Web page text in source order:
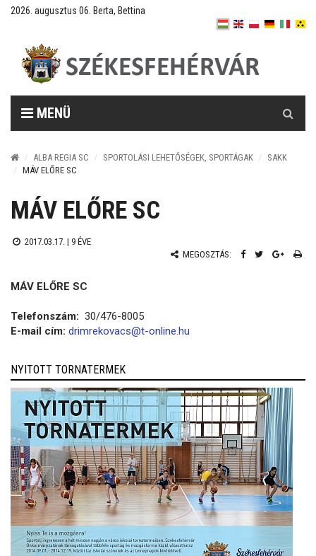
2026. augusztus 06. Berta, Bettina
MENÜ
ALBA REGIA SC SPORTOLÁSI LEHETŐSÉGEK, SPORTÁGAK
SAKK
MÁV ELŐRE SC
MÁV ELŐRE SC
2017.03.17. | 9 ÉVE
MEGOSZTÁS:
MÁV ELŐRE SC
Telefonszám: 30/476-8005
E-mail cím: drimrekovacs@t-online.hu
NYITOTT TORNATERMEK